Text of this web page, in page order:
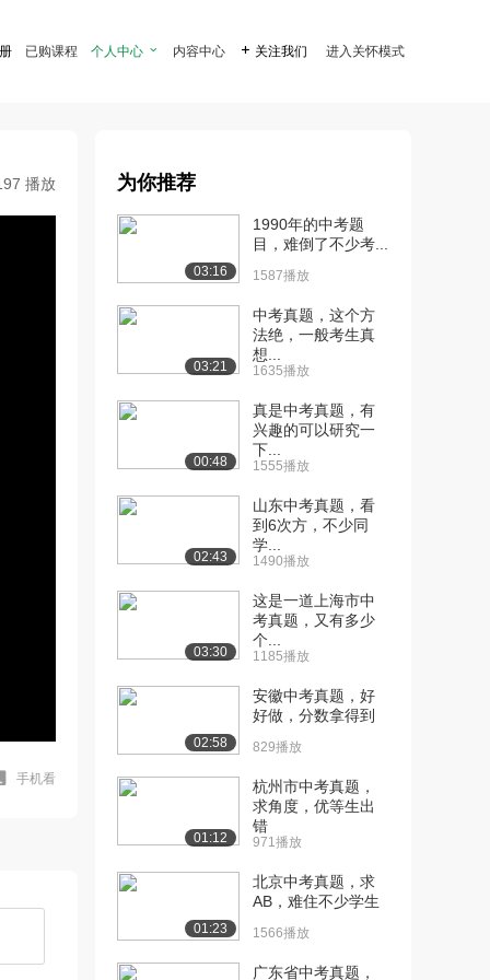
已购课程 个人中心  内容中心  关注我们 进入关怀模式
播放
手机看
为你推荐
03:16
1990年的中考题
目，难倒了不少考...
1587播放
03:21
中考真题，这个方
法绝，一般考生真
想...
1635播放
00:48
真是中考真题，有
兴趣的可以研究一
下...
1555播放
02:43
山东中考真题，看
到6次方，不少同
学...
1490播放
03:30
这是一道上海市中
考真题，又有多少
个...
1185播放
02:58
安徽中考真题，好
好做，分数拿得到
829播放
01:12
杭州市中考真题，
求角度，优等生出
错
971播放
01:23
北京中考真题，求
AB，难住不少学生
1566播放
广东省中考真题，